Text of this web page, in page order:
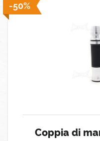
-50%
Coppia di